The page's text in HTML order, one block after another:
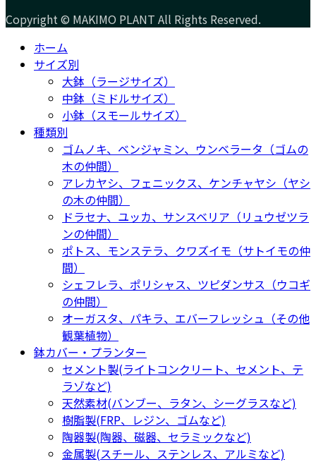
Copyright © MAKIMO PLANT All Rights Reserved.
ホーム
サイズ別
大鉢（ラージサイズ）
中鉢（ミドルサイズ）
小鉢（スモールサイズ）
種類別
ゴムノキ、ベンジャミン、ウンベラータ（ゴムの
木の仲間）
アレカヤシ、フェニックス、ケンチャヤシ（ヤシ
の木の仲間）
ドラセナ、ユッカ、サンスベリア（リュウゼツラ
ンの仲間）
ポトス、モンステラ、クワズイモ（サトイモの仲
間）
シェフレラ、ポリシャス、ツピダンサス（ウコギ
の仲間）
オーガスタ、パキラ、エバーフレッシュ（その他
観葉植物）
鉢カバー・プランター
セメント製(ライトコンクリート、セメント、テ
ラゾなど)
天然素材(バンブー、ラタン、シーグラスなど)
樹脂製(FRP、レジン、ゴムなど)
陶器製(陶器、磁器、セラミックなど)
金属製(スチール、ステンレス、アルミなど)